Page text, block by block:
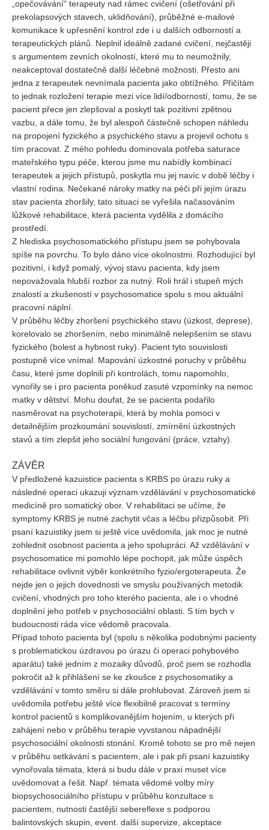
„opečovávání“ terapeuty nad rámec cvičení (ošetřování při
prekolapsových stavech, uklidňování), průběžné e-mailové
komunikace k upřesnění kontrol zde i u dalších odborností a
terapeutických plánů. Neplnil ideálně zadané cvičení, nejčastěji
s argumentem zevních okolností, které mu to neumožnily,
neakceptoval dostatečně další léčebné možnosti. Přesto ani
jedna z terapeutek nevnímala pacienta jako obtížného. Přičítám
to jednak rozložení terapie mezi více lidí/odborností, tomu, že se
pacient přece jen zlepšoval a poskytl tak pozitivní zpětnou
vazbu, a dále tomu, že byl alespoň částečně schopen náhledu
na propojení fyzického a psychického stavu a projevil ochotu s
tím pracovat. Z mého pohledu dominovala potřeba saturace
mateřského typu péče, kterou jsme mu nabídly kombinací
terapeutek a jejich přístupů, poskytla mu jej navíc v době léčby i
vlastní rodina. Nečekané nároky matky na péči při jejím úrazu
stav pacienta zhoršily, tato situaci se vyřešila načasováním
lůžkové rehabilitace, která pacienta vydělila z domácího
prostředí.
Z hlediska psychosomatického přístupu jsem se pohybovala
spíše na povrchu. To bylo dáno více okolnostmi. Rozhodující byl
pozitivní, i když pomalý, vývoj stavu pacienta, kdy jsem
nepovažovala hlubší rozbor za nutný. Roli hrál i stupeň mých
znalostí a zkušeností v psychosomatice spolu s mou aktuální
pracovní náplní.
V průběhu léčby zhoršení psychického stavu (úzkost, deprese),
korelovalo se zhoršením, nebo minimálně nelepšením se stavu
fyzického (bolest a hybnost ruky). Pacient tyto souvislosti
postupně více vnímal. Mapování úzkostné poruchy v průběhu
času, které jsme doplnili při kontrolách, tomu napomohlo,
vynořily se i pro pacienta poněkud zasuté vzpomínky na nemoc
matky v dětství. Mohu doufat, že se pacienta podařilo
nasměrovat na psychoterapii, která by mohla pomoci v
detailnějším prozkoumání souvislostí, zmírnění úzkostných
stavů a tím zlepšit jeho sociální fungování (práce, vztahy).
ZÁVĚR
V předložené kazuistice pacienta s KRBS po úrazu ruky a
následné operaci ukazuji význam vzdělávání v psychosomatické
medicíně pro somatický obor. V rehabilitaci se učíme, že
symptomy KRBS je nutné zachytit včas a léčbu přizpůsobit. Při
psaní kazuistiky jsem si ještě více uvědomila, jak moc je nutné
zohlednit osobnost pacienta a jeho spolupráci. Až vzdělávání v
psychosomatice mi pomohlo lépe pochopit, jak může úspěch
rehabilitace ovlivnit výběr konkrétního fyzio/ergoterapeuta. Že
nejde jen o jejich dovednosti ve smyslu používaných metodik
cvičení, vhodných pro toho kterého pacienta, ale i o vhodné
doplnění jeho potřeb v psychosociální oblasti. S tím bych v
budoucnosti ráda více vědomě pracovala.
Případ tohoto pacienta byl (spolu s několika podobnými pacienty
s problematickou úzdravou po úrazu či operaci pohybového
aparátu) také jedním z mozaiky důvodů, proč jsem se rozhodla
pokročit až k přihlášení se ke zkoušce z psychosomatiky a
vzdělávání v tomto směru si dále prohlubovat. Zároveň jsem si
uvědomila potřebu ještě více flexibilně pracovat s termíny
kontrol pacientů s komplikovanějším hojením, u kterých při
zahájení nebo v průběhu terapie vyvstanou nápadnější
psychosociální okolnosti stonání. Kromě tohoto se pro mě nejen
v průběhu setkávání s pacientem, ale i pak při psaní kazuistiky
vynořovala témata, která si budu dále v praxi muset více
uvědomovat a řešit. Např. témata vědomé volby míry
biopsychosociálního přístupu v průběhu konzultace s
pacientem, nutnosti častější sebereflexe s podporou
balintovských skupin, event. další supervize, akceptace